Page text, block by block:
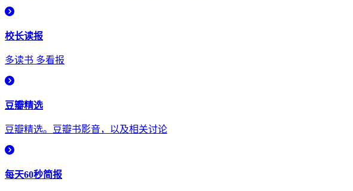
校长读报
多读书 多看报
豆瓣精选
豆瓣精选。豆瓣书影音，以及相关讨论
每天60秒简报